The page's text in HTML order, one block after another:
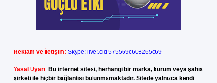
Reklam ve İletişim: Skype: live:.cid.575569c608265c69
Yasal Uyarı: Bu internet sitesi, herhangi bir marka, kurum veya şahıs
şirketi ile hiçbir bağlantısı bulunmamaktadır. Sitede yalnızca kendi